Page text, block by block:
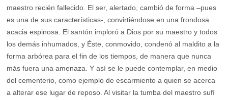
maestro recién fallecido. El ser, alertado, cambió de forma –pues
es una de sus características-, convirtiéndose en una frondosa
acacia espinosa. El santón imploró a Dios por su maestro y todos
los demás inhumados, y Éste, conmovido, condenó al maldito a la
forma arbórea para el fin de los tiempos, de manera que nunca
más fuera una amenaza. Y así se le puede contemplar, en medio
del cementerio, como ejemplo de escarmiento a quien se acerca
a alterar ese lugar de reposo. Al visitar la tumba del maestro sufí